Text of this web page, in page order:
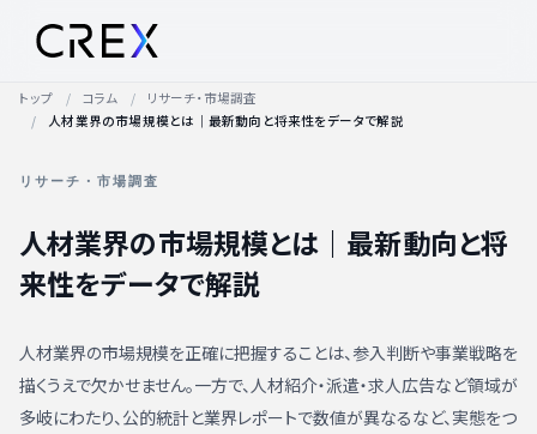
トップ コラム
リサーチ・市場調査
人材業界の市場規模とは｜最新動向と将来性をデータで解説
リサーチ・市場調査
人材業界の市場規模とは｜最新動向と将
来性をデータで解説
人材業界の市場規模を正確に把握することは、参入判断や事業戦略を
描くうえで欠かせません。一方で、人材紹介・派遣・求人広告など領域が
多岐にわたり、公的統計と業界レポートで数値が異なるなど、実態をつ